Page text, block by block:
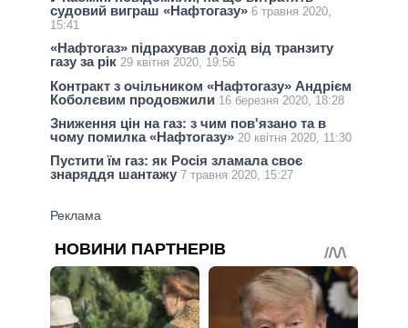
судовий виграш «Нафтогазу» 6 травня 2020,
15:41
«Нафтогаз» підрахував дохід від транзиту
газу за рік 29 квітня 2020, 19:56
Контракт з очільником «Нафтогазу» Андрієм
Коболєвим продовжили 16 березня 2020, 18:28
Зниження цін на газ: з чим пов'язано та в
чому помилка «Нафтогазу» 20 квітня 2020, 11:30
Пустити їм газ: як Росія зламала своє
знаряддя шантажу 7 травня 2020, 15:27